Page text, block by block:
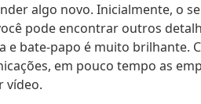
algo novo. Inicialmente, o
pode encontrar outros
e bate-papo é muito brilhante.
em pouco tempo as
vídeo.